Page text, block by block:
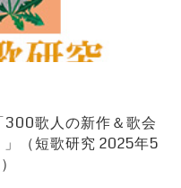
歌人の新作＆歌会
（短歌研究 2025年5